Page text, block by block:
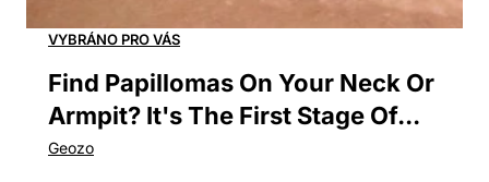
Find Papillomas On Your Neck Or
Armpit? It's The First Stage Of...